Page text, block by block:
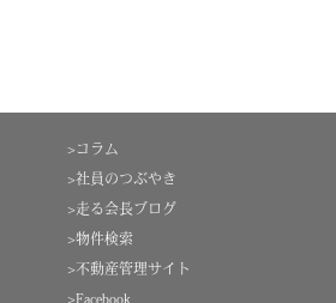
>コラム
>社員のつぶやき
>走る会長ブログ
>物件検索
>不動産管理サイト